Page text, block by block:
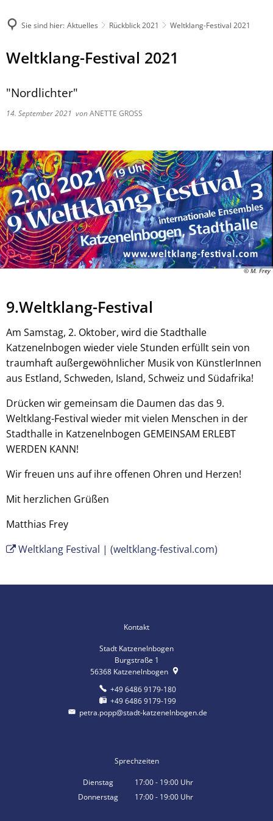
Sie sind hier: Aktuelles Rückblick 2021 Weltklang-Festival 2021
Weltklang-Festival 2021
"Nordlichter"
14. September 2021 vonANETTE GROSS
© M. Frey
9.Weltklang-Festival
Am Samstag, 2. Oktober, wird die Stadthalle
Katzenelnbogen wieder viele Stunden erfüllt sein von
traumhaft außergewöhnlicher Musik von KünstlerInnen
aus Estland, Schweden, Island, Schweiz und Südafrika!
Drücken wir gemeinsam die Daumen das das 9.
Weltklang-Festival wieder mit vielen Menschen in der
Stadthalle in Katzenelnbogen GEMEINSAM ERLEBT
WERDEN KANN!
Wir freuen uns auf ihre offenen Ohren und Herzen!
Mit herzlichen Grüßen
Matthias Frey
Weltklang Festival | (weltklang-festival.com)
Kontakt
Stadt Katzenelnbogen
Burgstraße 1
56368 Katzenelnbogen
+49 6486 9179-180
+49 6486 9179-199
petra.popp@stadt-katzenelnbogen.de
Sprechzeiten
Dienstag 17:00- 19:00 Uhr
Von 17:00 bis 19:00 Uhr
Donnerstag 17:00- 19:00 Uhr